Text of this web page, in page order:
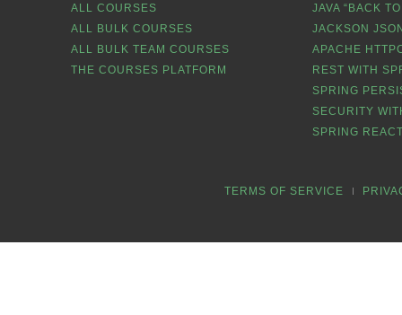
ALL COURSES
ALL BULK COURSES
ALL BULK TEAM COURSES
THE COURSES PLATFORM
JAVA “BACK
JACKSON
APACHE
REST WITH
SPRING
SECURITY
SPRING
TERMS OF SERVICE